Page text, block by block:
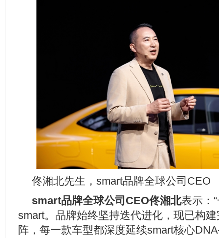
佟湘北先生，smart品牌全球公司CEO
smart品牌全球公司 CEO佟湘北表示：
smart。品牌始终坚持迭代进化，现已构
阵，每一款车型都深度延续smart核心